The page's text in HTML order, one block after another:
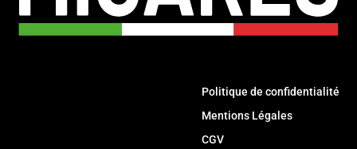
Politique de confidentialité
Mentions Légales
CGV